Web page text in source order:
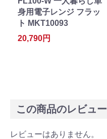
身用電子レンジ フラッ
ト MKT10093
20,790円
この商品のレビュー
レビューはありません。